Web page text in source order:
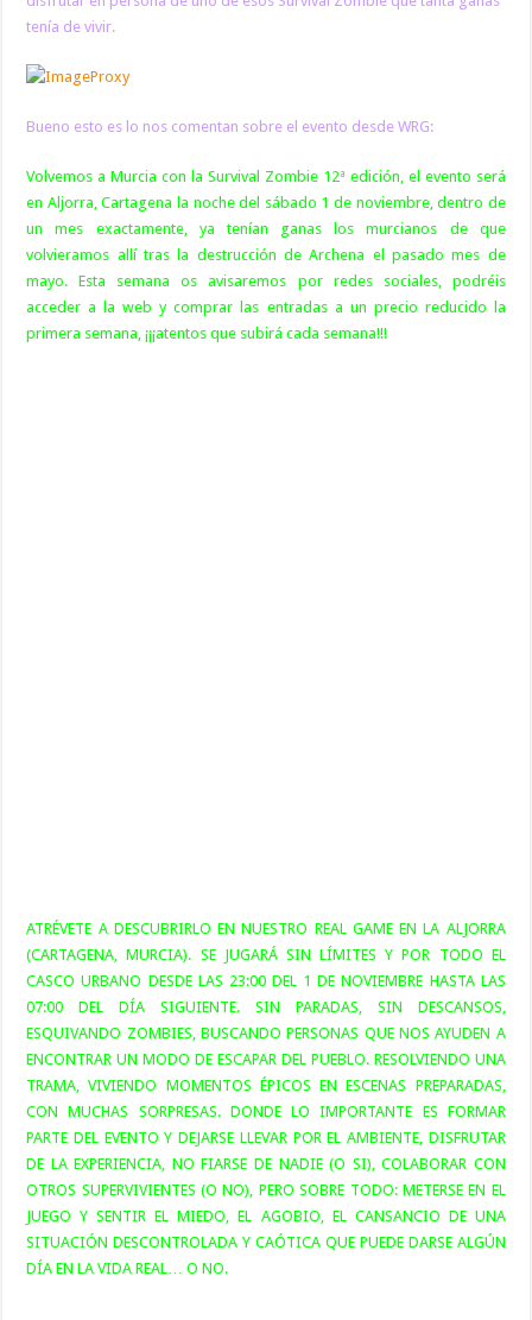
tenía de vivir.
Bueno esto es lo nos comentan sobre el evento desde WRG:
Volvemos a Murcia con la Survival Zombie 12ª edición, el evento será
en Aljorra, Cartagena la noche del sábado 1 de noviembre, dentro de
un mes exactamente, ya tenían ganas los murcianos de que
volvieramos allí tras la destrucción de Archena el pasado mes de
mayo. Esta semana os avisaremos por redes sociales, podréis
acceder a la web y comprar las entradas a un precio reducido la
primera semana, ¡¡¡atentos que subirá cada semana!!!
ATRÉVETE A DESCUBRIRLO EN NUESTRO REAL GAME EN LA ALJORRA
(CARTAGENA, MURCIA). SE JUGARÁ SIN LÍMITES Y POR TODO EL
CASCO URBANO DESDE LAS 23:00 DEL 1 DE NOVIEMBRE HASTA LAS
07:00 DEL DÍA SIGUIENTE. SIN PARADAS, SIN DESCANSOS,
ESQUIVANDO ZOMBIES, BUSCANDO PERSONAS QUE NOS AYUDEN A
ENCONTRAR UN MODO DE ESCAPAR DEL PUEBLO. RESOLVIENDO UNA
TRAMA, VIVIENDO MOMENTOS ÉPICOS EN ESCENAS PREPARADAS,
CON MUCHAS SORPRESAS. DONDE LO IMPORTANTE ES FORMAR
PARTE DEL EVENTO Y DEJARSE LLEVAR POR EL AMBIENTE, DISFRUTAR
DE LA EXPERIENCIA, NO FIARSE DE NADIE (O SI), COLABORAR CON
OTROS SUPERVIVIENTES (O NO), PERO SOBRE TODO: METERSE EN EL
JUEGO Y SENTIR EL MIEDO, EL AGOBIO, EL CANSANCIO DE UNA
SITUACIÓN DESCONTROLADA Y CAÓTICA QUE PUEDE DARSE ALGÚN
DÍA EN LA VIDA REAL… O NO.